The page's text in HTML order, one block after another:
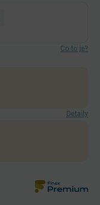
Co to je?
Detaily